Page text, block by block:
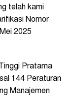
telah kami
Nomor
2025
Pratama
144 Peraturan
Manajemen